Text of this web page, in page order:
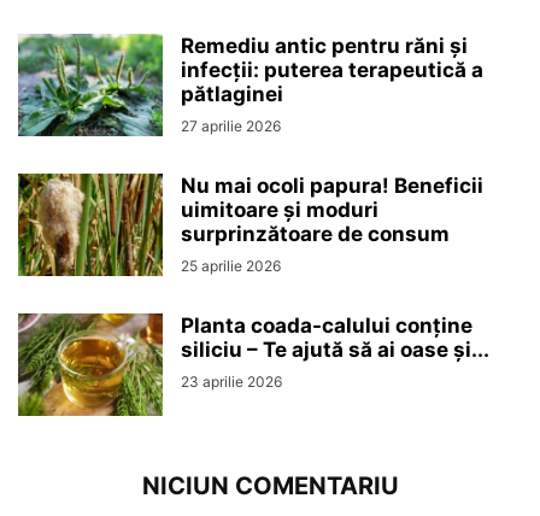
Remediu antic pentru răni și
infecții: puterea terapeutică a
pătlaginei
27 aprilie 2026
Nu mai ocoli papura! Beneficii
uimitoare și moduri
surprinzătoare de consum
25 aprilie 2026
Planta coada-calului conține
siliciu – Te ajută să ai oase și...
23 aprilie 2026
NICIUN COMENTARIU